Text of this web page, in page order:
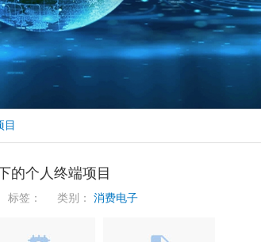
目
的个人终端项目
签： 类别： 消费电子